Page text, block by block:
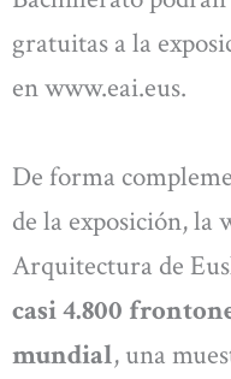
gratuitas a la
en www.eai.eus.
De forma
de la exposición, la
Arquitectura de
casi 4.800
mundial, una